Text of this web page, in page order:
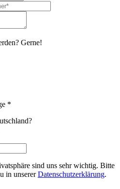
Gerne!
*
sind uns sehr wichtig. Bitte
in unsererDatenschutzerklärung.